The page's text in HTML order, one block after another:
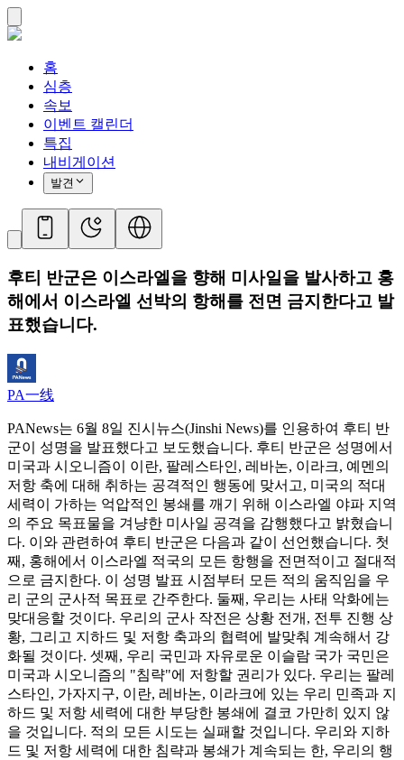
홈
심층
속보
이벤트 캘린더
특집
내비게이션
발견
후티 반군은 이스라엘을 향해 미사일을 발사하고 홍
해에서 이스라엘 선박의 항해를 전면 금지한다고 발
표했습니다.
PA一线
PANews는 6월 8일 진시뉴스(Jinshi News)를 인용하여 후티 반
군이 성명을 발표했다고 보도했습니다. 후티 반군은 성명에서
미국과 시오니즘이 이란, 팔레스타인, 레바논, 이라크, 예멘의
저항 축에 대해 취하는 공격적인 행동에 맞서고, 미국의 적대
세력이 가하는 억압적인 봉쇄를 깨기 위해 이스라엘 야파 지역
의 주요 목표물을 겨냥한 미사일 공격을 감행했다고 밝혔습니
다. 이와 관련하여 후티 반군은 다음과 같이 선언했습니다. 첫
째, 홍해에서 이스라엘 적국의 모든 항행을 전면적이고 절대적
으로 금지한다. 이 성명 발표 시점부터 모든 적의 움직임을 우
리 군의 군사적 목표로 간주한다. 둘째, 우리는 사태 악화에는
맞대응할 것이다. 우리의 군사 작전은 상황 전개, 전투 진행 상
황, 그리고 지하드 및 저항 축과의 협력에 발맞춰 계속해서 강
화될 것이다. 셋째, 우리 국민과 자유로운 이슬람 국가 국민은
미국과 시오니즘의 "침략"에 저항할 권리가 있다. 우리는 팔레
스타인, 가자지구, 이란, 레바논, 이라크에 있는 우리 민족과 지
하드 및 저항 세력에 대한 부당한 봉쇄에 결코 가만히 있지 않
을 것입니다. 적의 모든 시도는 실패할 것입니다. 우리와 지하
드 및 저항 세력에 대한 침략과 봉쇄가 계속되는 한, 우리의 행